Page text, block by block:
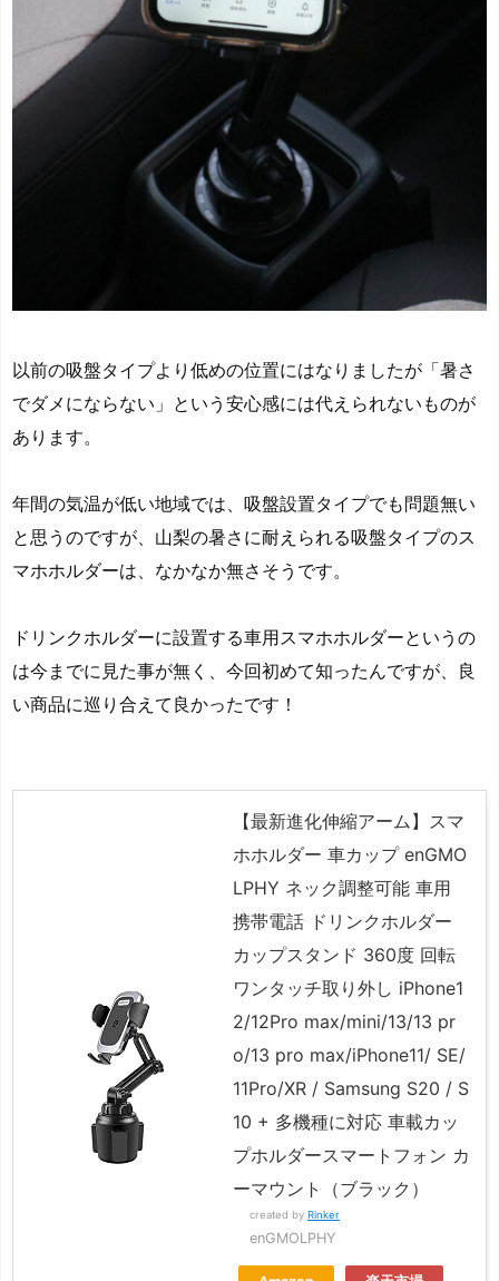
以前の吸盤タイプより低めの位置にはなりましたが「暑さ
でダメにならない」という安心感には代えられないものが
あります。
年間の気温が低い地域では、吸盤設置タイプでも問題無い
と思うのですが、山梨の暑さに耐えられる吸盤タイプのス
マホホルダーは、なかなか無さそうです。
ドリンクホルダーに設置する車用スマホホルダーというの
は今までに見た事が無く、今回初めて知ったんですが、良
い商品に巡り合えて良かったです！
【最新進化伸縮アーム】スマ
ホホルダー 車カップ enGMO
LPHY ネック調整可能 車用
携帯電話 ドリンクホルダー
カップスタンド 360度 回転
ワンタッチ取り外し iPhone1
2/12Pro max/mini/13/13 pr
o/13 pro max/iPhone11/ SE/
11Pro/XR / Samsung S20 / S
10 + 多機種に対応 車載カッ
プホルダースマートフォン カ
ーマウント（ブラック）
created by Rinker
enGMOLPHY